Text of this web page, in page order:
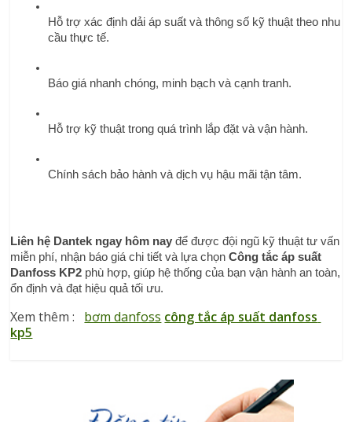
Hỗ trợ xác định dải áp suất và thông số kỹ thuật theo nhu
cầu thực tế.
Báo giá nhanh chóng, minh bạch và cạnh tranh.
Hỗ trợ kỹ thuật trong quá trình lắp đặt và vận hành.
Chính sách bảo hành và dịch vụ hậu mãi tận tâm.
Liên hệ Dantek ngay hôm nay để được đội ngũ kỹ thuật tư vấn
miễn phí, nhận báo giá chi tiết và lựa chọn Công tắc áp suất
Danfoss KP2 phù hợp, giúp hệ thống của bạn vận hành an toàn,
ổn định và đạt hiệu quả tối ưu.
Xem thêm : bơm danfoss công tắc áp suất danfoss
kp5